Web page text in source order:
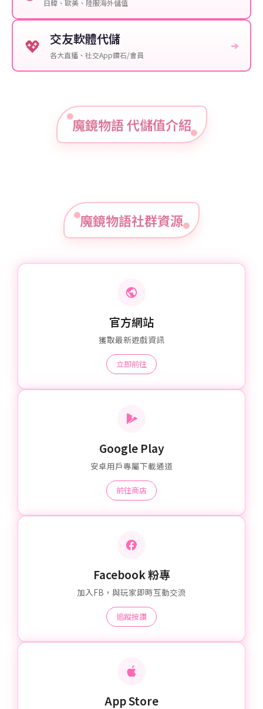
日韓、歐美、陸服海外儲值
💖 交友軟體代儲
各大直播、社交App鑽石/會員
➔
魔鏡物語 代儲值介紹
魔鏡物語社群資源
官方網站
獲取最新遊戲資訊
立即前往
Google Play
安卓用戶專屬下載通道
前往商店
Facebook 粉專
加入FB，與玩家即時互動交流
追蹤按讚
App Store